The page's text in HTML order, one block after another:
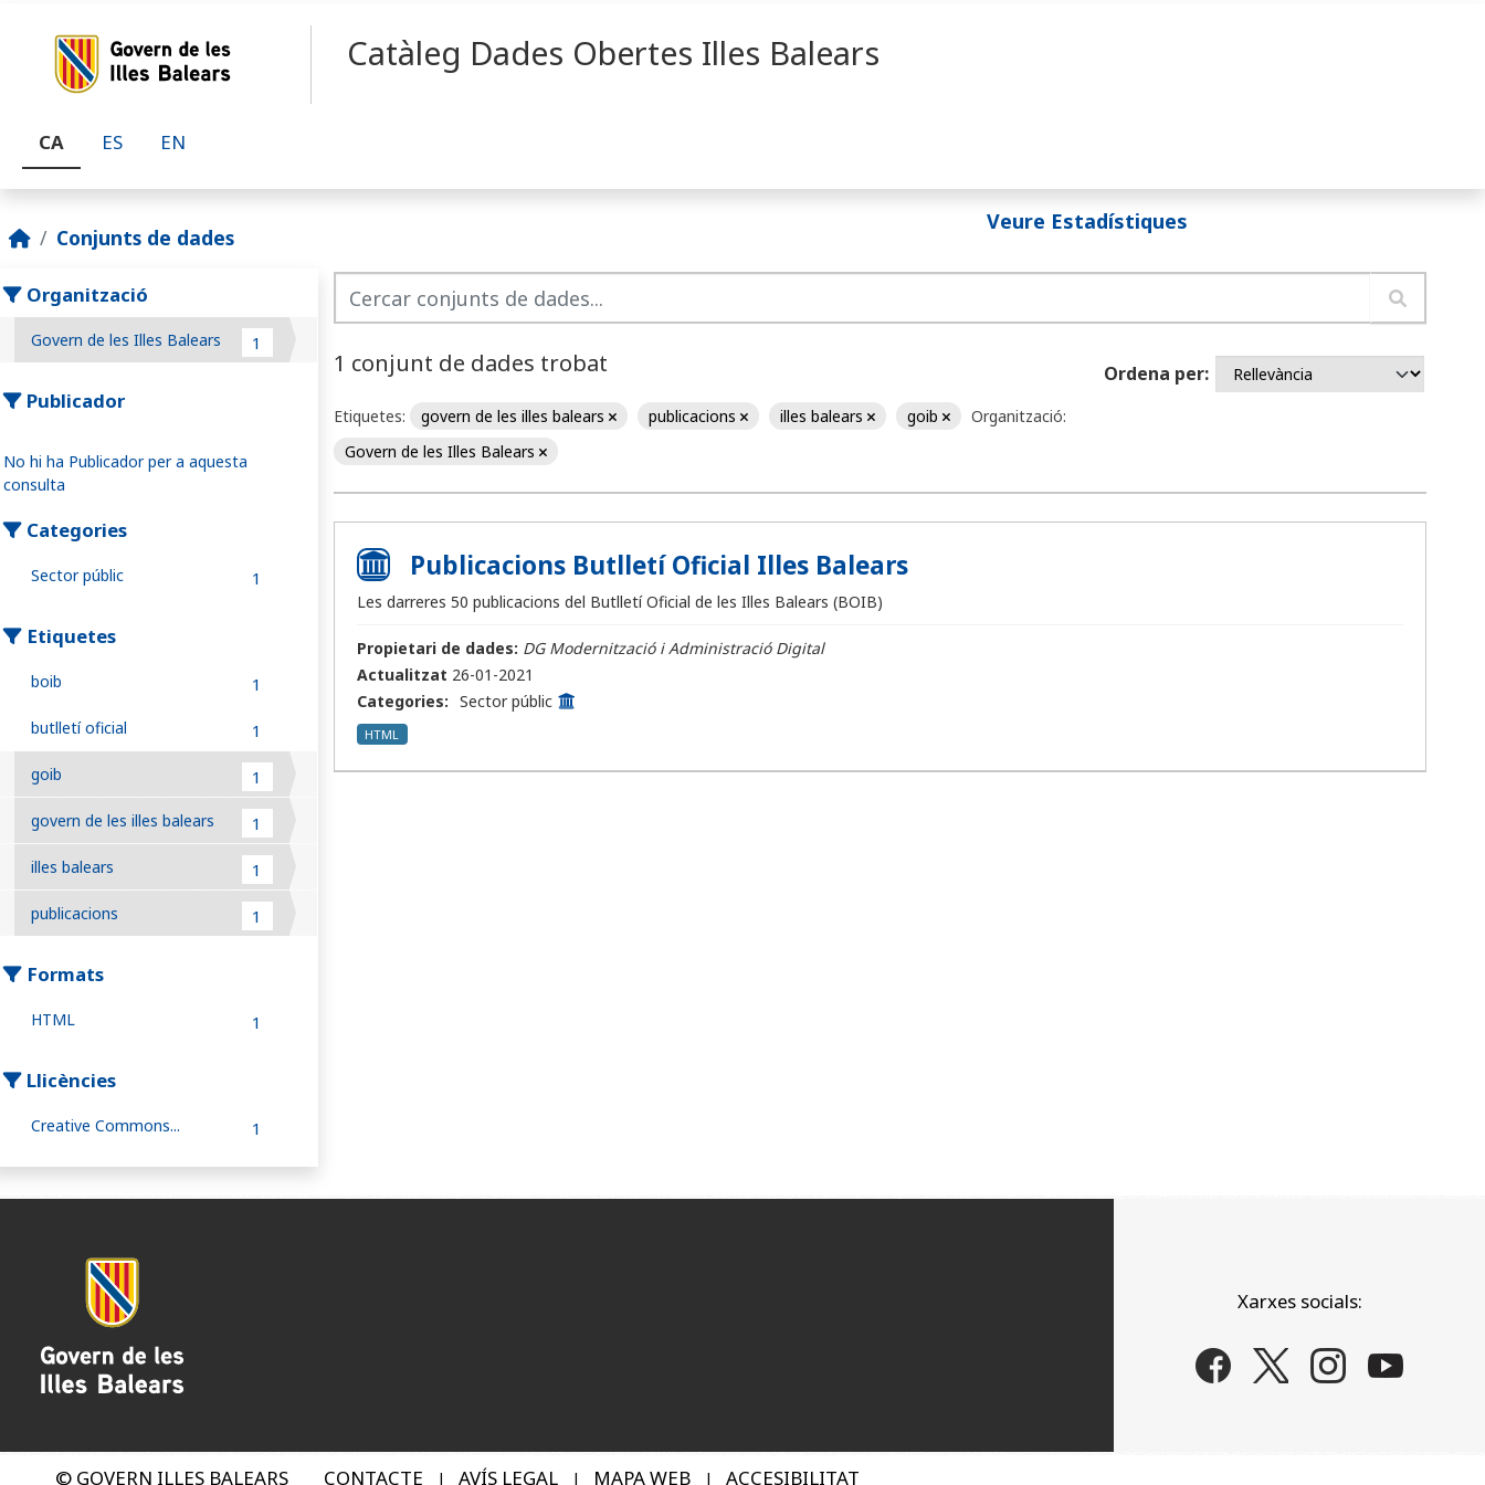
Catàleg Dades Obertes Illes Balears
CA ES EN
Veure Estadístiques
Conjunts de dades
Organització
Govern de les Illes Balears 1
Publicador
No hi ha Publicador per a aquesta
consulta
Categories
Sector públic 1
Etiquetes
boib 1
butlletí oficial 1
goib 1
govern de les illes balears 1
illes balears 1
publicacions 1
Formats
HTML 1
Llicències
Creative Commons... 1
Ordena per
1 conjunt de dades trobat
Etiquetes: govern de les illes balears publicacions illes balears goib
Organització:
Govern de les Illes Balears
Publicacions Butlletí Oficial Illes Balears
Les darreres 50 publicacions del Butlletí Oficial de les Illes Balears (BOIB)
Propietari de dades: DG Modernització i Administració Digital
Actualitzat 26-01-2021
Categories: Sector públic
HTML
Xarxes socials:
© GOVERN ILLES BALEARS CONTACTE | AVÍS LEGAL | MAPA WEB | ACCESIBILITAT